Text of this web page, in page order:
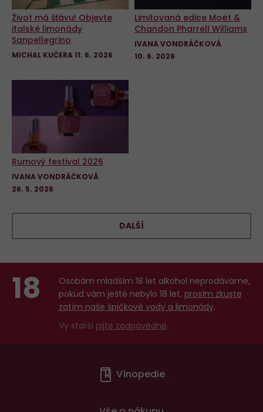
Život má šťávu! Objevte
italské limonády
Sanpellegrino
MICHAL KUČERA 11. 6. 2026
Limitovaná edice Moët &
Chandon Pharrell Williams
IVANA VONDRÁČKOVÁ
10. 6. 2026
Rumový festival 2026
IVANA VONDRÁČKOVÁ
26. 5. 2026
DALŠÍ
18
Osobám mladším 18 let alkohol neprodáváme,
pokud vám ještě nebylo 18 let, prosím zkuste
zatím naše špičkové vody a limonády.
Vy starší pijte zodpovědně.
Vínopedie